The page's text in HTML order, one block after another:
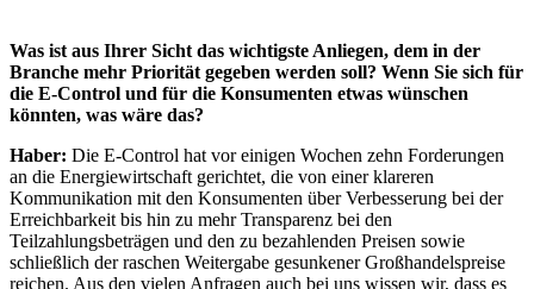
Was ist aus Ihrer Sicht das wichtigste Anliegen, dem in der
Branche mehr Priorität gegeben werden soll? Wenn Sie sich für
die E-Control und für die Konsumenten etwas wünschen
könnten, was wäre das?
Haber: Die E-Control hat vor einigen Wochen zehn Forderungen
an die Energiewirtschaft gerichtet, die von einer klareren
Kommunikation mit den Konsumenten über Verbesserung bei der
Erreichbarkeit bis hin zu mehr Transparenz bei den
Teilzahlungsbeträgen und den zu bezahlenden Preisen sowie
schließlich der raschen Weitergabe gesunkener Großhandelspreise
reichen. Aus den vielen Anfragen auch bei uns wissen wir, dass es